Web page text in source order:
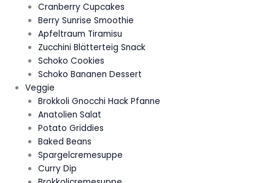
Cranberry Cupcakes
Berry Sunrise Smoothie
Apfeltraum Tiramisu
Zucchini Blätterteig Snack
Schoko Cookies
Schoko Bananen Dessert
Veggie
Brokkoli Gnocchi Hack Pfanne
Anatolien Salat
Potato Griddies
Baked Beans
Spargelcremesuppe
Curry Dip